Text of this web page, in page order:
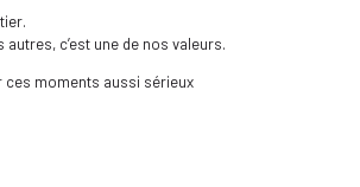
c’est une de nos valeurs.
ces moments aussi sérieux